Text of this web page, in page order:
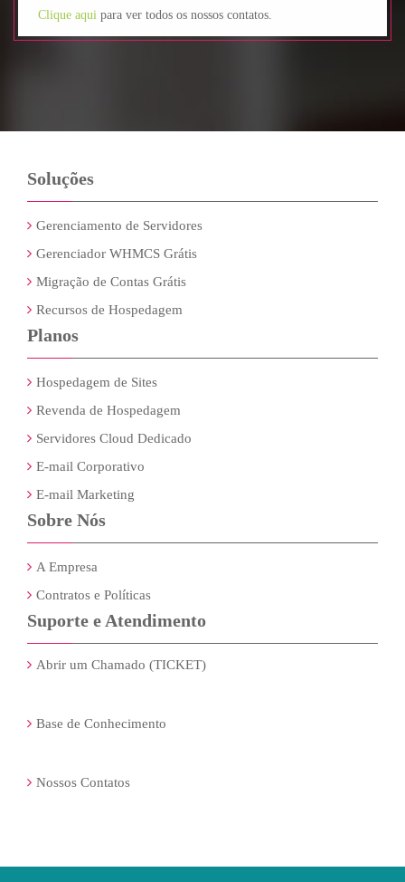
Clique aqui para ver todos os nossos contatos.
Soluções
Gerenciamento de Servidores
Gerenciador WHMCS Grátis
Migração de Contas Grátis
Recursos de Hospedagem
Planos
Hospedagem de Sites
Revenda de Hospedagem
Servidores Cloud Dedicado
E-mail Corporativo
E-mail Marketing
Sobre Nós
A Empresa
Contratos e Políticas
Suporte e Atendimento
Abrir um Chamado (TICKET)
Base de Conhecimento
Nossos Contatos